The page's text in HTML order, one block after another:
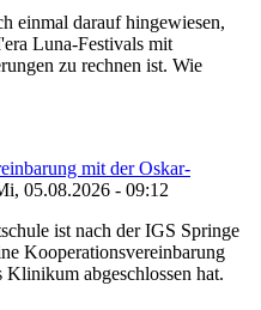
einmal darauf hingewiesen,
Luna-Festivals mit
zu rechnen ist. Wie
mit der Oskar-
05.08.2026 - 09:12
ist nach der IGS Springe
Kooperationsvereinbarung
abgeschlossen hat.